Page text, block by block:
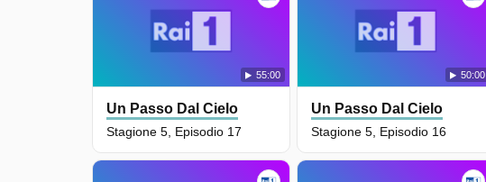
55:00
Un Passo Dal Cielo
Stagione 5, Episodio 17
50:00
Un Passo Dal Cielo
Stagione 5, Episodio 16